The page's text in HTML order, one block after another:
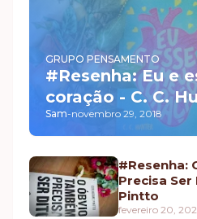
GRUPO PENSAMENTO
#Resenha: Eu e
coração - C. C.
Sam-novembro 29, 2018
#Resenha:
Precisa Ser
Pintto
fevereiro 20,